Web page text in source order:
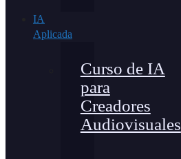
IA
Aplicada
Curso de IA
para
Creadores
Audiovisuales